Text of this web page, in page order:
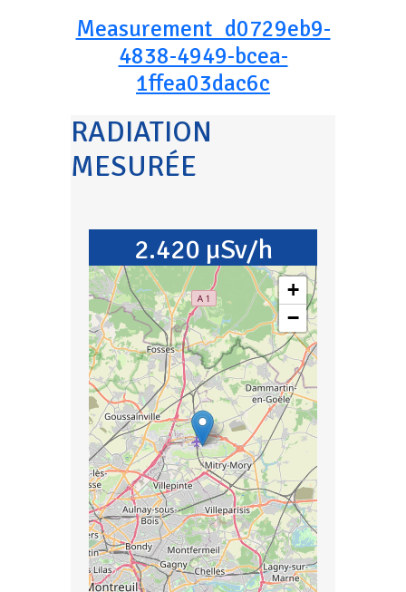
Measurement_d0729eb9-
4838-4949-bcea-
1ffea03dac6c
RADIATION
MESURÉE
2.420 µSv/h
+
−